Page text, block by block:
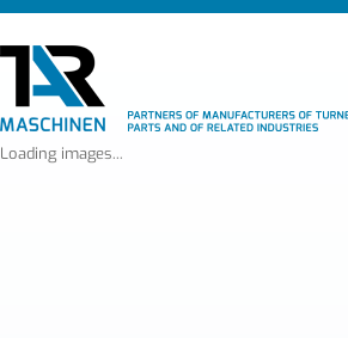
Loading images...